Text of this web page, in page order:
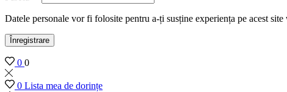
Datele personale vor fi folosite pentru a-ți susține experiența pe acest
Înregistrare
0 0
0 Lista mea de dorințe